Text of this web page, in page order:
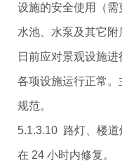
设施的安全使用（
水池、水泵及其它
日前应对景观设施
各项设施运行正常。
规范。
5.1.3.10 路灯、楼
在 24 小时内修复。